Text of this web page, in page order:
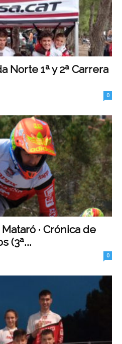
Norte 1ª y 2ª Carrera
0
· Crónica de
(3ª...
0